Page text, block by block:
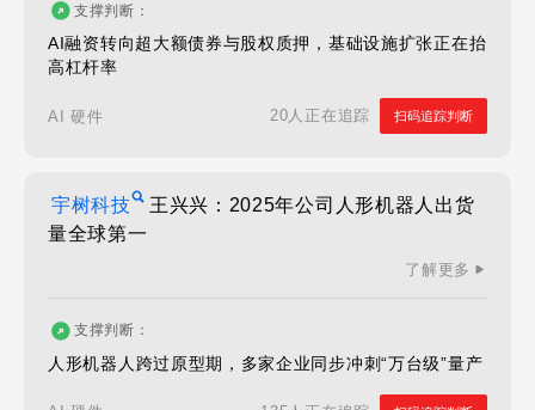
支撑判断：
AI融资转向超大额债券与股权质押，基础设施扩张正在抬
高杠杆率
AI 硬件 20人正在追踪 扫码追踪判断
宇树科技
王兴兴：2025年公司人形机器人出货
量全球第一
了解更多
支撑判断：
人形机器人跨过原型期，多家企业同步冲刺“万台级”量产